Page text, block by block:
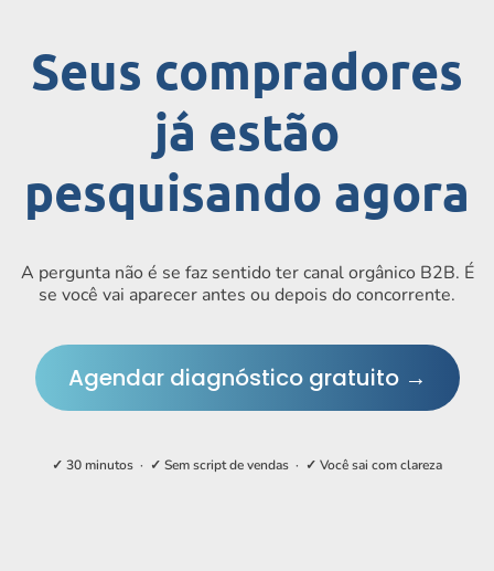
Seus compradores
já estão
pesquisando agora
A pergunta não é se faz sentido ter canal orgânico B2B. É
se você vai aparecer antes ou depois do concorrente.
Agendar diagnóstico gratuito →
✓ 30 minutos · ✓ Sem script de vendas · ✓ Você sai com clareza